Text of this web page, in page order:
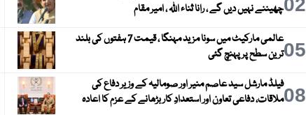
02چھیننے نہیں دیں گے ، رانا ثناء اللہ ، امیر مقام
05
عالمی مارکیٹ میں سونا مزید مہنگا ، قیمت 7 ہفتوں کی بلند
ترین سطح پر پہنچ گئی
08فیلڈ مارشل سید عاصم منیر اور صومالیہ کے وزیر دفاع کی
ملاقات، دفاعی تعاون اور استعدادِ کار بڑھانے کے عزم کا اعادہ